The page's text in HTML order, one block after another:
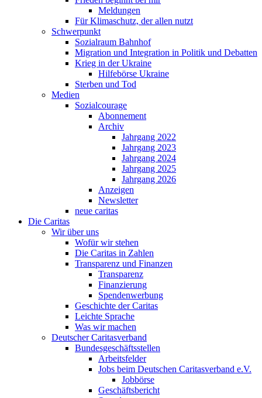
Meldungen
Für Klimaschutz, der allen nutzt
Schwerpunkt
Sozialraum Bahnhof
Migration und Integration in Politik und Debatten
Krieg in der Ukraine
Hilfebörse Ukraine
Sterben und Tod
Medien
Sozialcourage
Abonnement
Archiv
Jahrgang 2022
Jahrgang 2023
Jahrgang 2024
Jahrgang 2025
Jahrgang 2026
Anzeigen
Newsletter
neue caritas
Die Caritas
Wir über uns
Wofür wir stehen
Die Caritas in Zahlen
Transparenz und Finanzen
Transparenz
Finanzierung
Spendenwerbung
Geschichte der Caritas
Leichte Sprache
Was wir machen
Deutscher Caritasverband
Bundesgeschäftsstellen
Arbeitsfelder
Jobs beim Deutschen Caritasverband e.V.
Jobbörse
Geschäftsbericht